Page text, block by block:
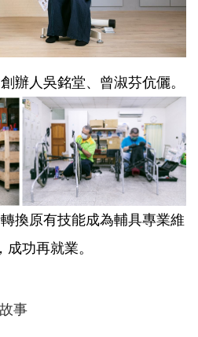
辦人吳銘堂、曾淑芬伉儷。
換原有技能成為輔具專業維
成功再就業。
事